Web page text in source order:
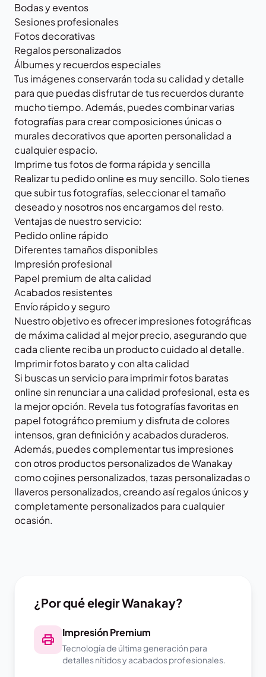
Bodas y eventos
Sesiones profesionales
Fotos decorativas
Regalos personalizados
Álbumes y recuerdos especiales
Tus imágenes conservarán toda su calidad y detalle
para que puedas disfrutar de tus recuerdos durante
mucho tiempo. Además, puedes combinar varias
fotografías para crear composiciones únicas o
murales decorativos que aporten personalidad a
cualquier espacio.
Imprime tus fotos de forma rápida y sencilla
Realizar tu pedido online es muy sencillo. Solo tienes
que subir tus fotografías, seleccionar el tamaño
deseado y nosotros nos encargamos del resto.
Ventajas de nuestro servicio:
Pedido online rápido
Diferentes tamaños disponibles
Impresión profesional
Papel premium de alta calidad
Acabados resistentes
Envío rápido y seguro
Nuestro objetivo es ofrecer impresiones fotográficas
de máxima calidad al mejor precio, asegurando que
cada cliente reciba un producto cuidado al detalle.
Imprimir fotos barato y con alta calidad
Si buscas un servicio para imprimir fotos baratas
online sin renunciar a una calidad profesional, esta es
la mejor opción. Revela tus fotografías favoritas en
papel fotográfico premium y disfruta de colores
intensos, gran definición y acabados duraderos.
Además, puedes complementar tus impresiones
con otros productos personalizados deWanakay
como cojines personalizados, tazas personalizadas o
llaveros personalizados, creando así regalos únicos y
completamente personalizados para cualquier
ocasión.
¿Por qué elegir Wanakay?
Impresión Premium
Tecnología de última generación para
detalles nítidos y acabados profesionales.